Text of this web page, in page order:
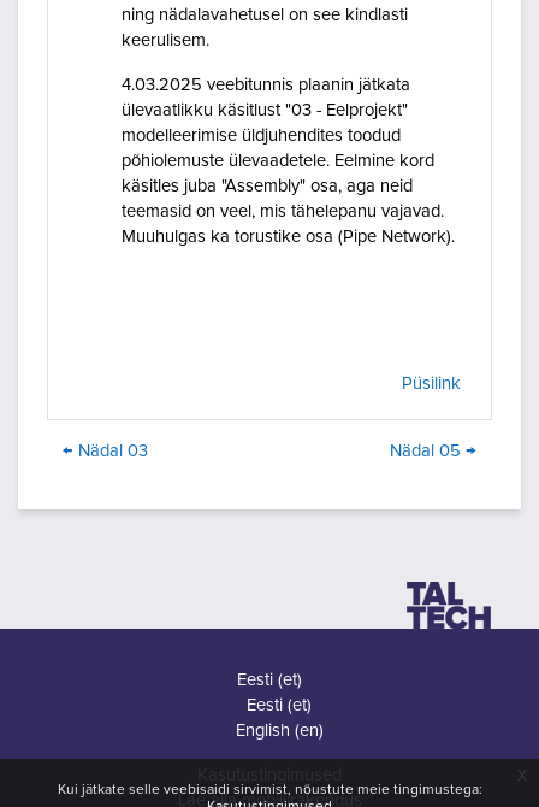
Kui jätkate selle veebisaidi sirvimist, nõustute meie tingimustega:
x
ning nädalavahetusel on see kindlasti
keerulisem.
4.03.2025 veebitunnis plaanin jätkata
ülevaatlikku käsitlust "03 - Eelprojekt"
modelleerimise üldjuhendites toodud
põhiolemuste ülevaadetele. Eelmine kord
käsitles juba "Assembly" osa, aga neid
teemasid on veel, mis tähelepanu vajavad.
Muuhulgas ka torustike osa (Pipe Network).
Püsilink
← Nädal 03 Nädal 05 →
Eesti ‎(et)‎
Eesti ‎(et)‎
English ‎(en)‎
Lae alla mobiilirakendus